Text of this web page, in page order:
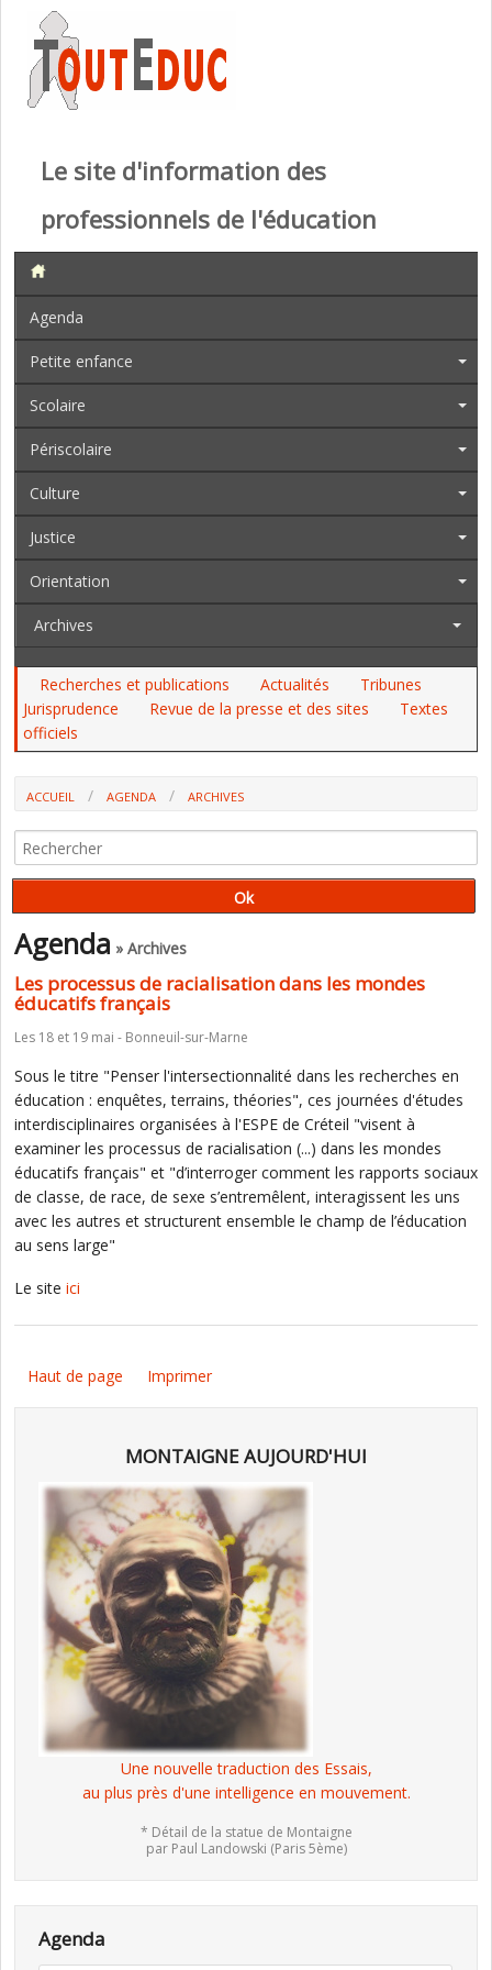
Le site d'information des
professionnels de l'éducation
Agenda
Petite enfance
Scolaire
Périscolaire
Culture
Justice
Orientation
Archives
Recherches et publications Actualités
Tribunes
Jurisprudence
Revue de la presse et des sites
Textes
officiels
ACCUEIL AGENDA
ARCHIVES
FRANÇAIS
Agenda » Archives
Les processus de racialisation dans les mondes
éducatifs français
Les 18 et 19 mai - Bonneuil-sur-Marne
Sous le titre "Penser l'intersectionnalité dans les recherches en
éducation : enquêtes, terrains, théories", ces journées d'études
interdisciplinaires organisées à l'ESPE de Créteil "visent à
examiner les processus de racialisation (...) dans les mondes
éducatifs français" et "d’interroger comment les rapports sociaux
de classe, de race, de sexe s’entremêlent, interagissent les uns
avec les autres et structurent ensemble le champ de l’éducation
au sens large"
Le site ici
Haut de page Imprimer
MONTAIGNE AUJOURD'HUI
Une nouvelle traduction des Essais,
au plus près d'une intelligence en mouvement.
* Détail de la statue de Montaigne
par Paul Landowski (Paris 5ème)
Agenda